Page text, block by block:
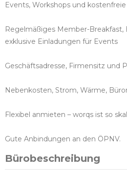
Events, Workshops und
Regelmäßiges Member-Breakfast,
exklusive Einladungen für Events
Geschäftsadresse, Firmensitz und
Nebenkosten, Strom, Wärme,
Flexibel anmieten – worqs ist so
Gute Anbindungen an den ÖPNV.
Bürobeschreibung